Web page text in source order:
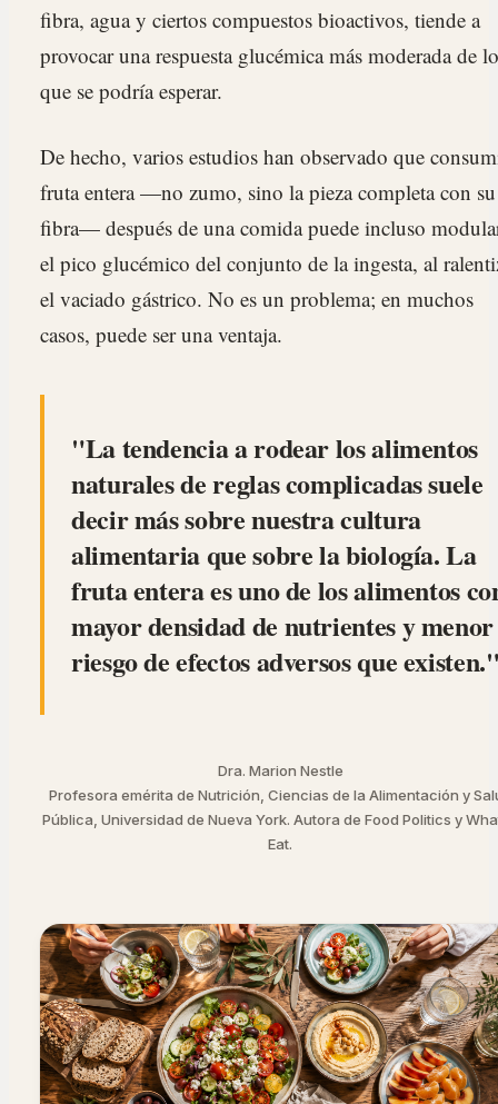
fibra, agua y ciertos compuestos bioactivos, tiende a
provocar una respuesta glucémica más moderada de lo
que se podría esperar.
De hecho, varios estudios han observado que
fruta entera —no zumo, sino la pieza completa con su
fibra— después de una comida puede incluso
el pico glucémico del conjunto de la ingesta, al
el vaciado gástrico. No es un problema; en muchos
casos, puede ser una ventaja.
La tendencia a rodear los alimentos
naturales de reglas complicadas suele
decir más sobre nuestra cultura
alimentaria que sobre la biología. La
fruta entera es uno de los alimentos
mayor densidad de nutrientes y menor
riesgo de efectos adversos que existen.
Dra. Marion Nestle
Profesora emérita de Nutrición, Ciencias de la Alimentación y
Pública, Universidad de Nueva York. Autora de Food Politics y
Eat.